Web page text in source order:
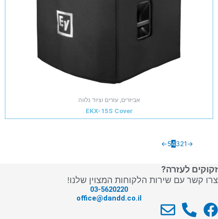
אביזרים, עזרים וציוד נלווה
EKX-15S Cover
→
1
2
3
4
5
←
זקוקים לעזרה?
צרו קשר עם שירות הלקוחות המצוין שלנו!
03-5620220
office@dandd.co.il
F
P
E